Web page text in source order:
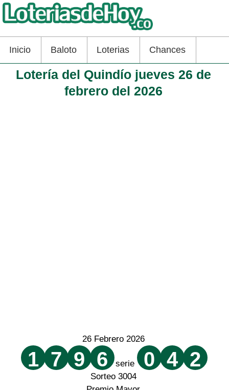
Inicio Baloto Loterias Chances
Lotería del Quindío jueves 26 de
febrero del 2026
26 Febrero 2026
1 7 9 6 serie 0 4 2
Sorteo 3004